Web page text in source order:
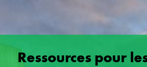
Ressources pour